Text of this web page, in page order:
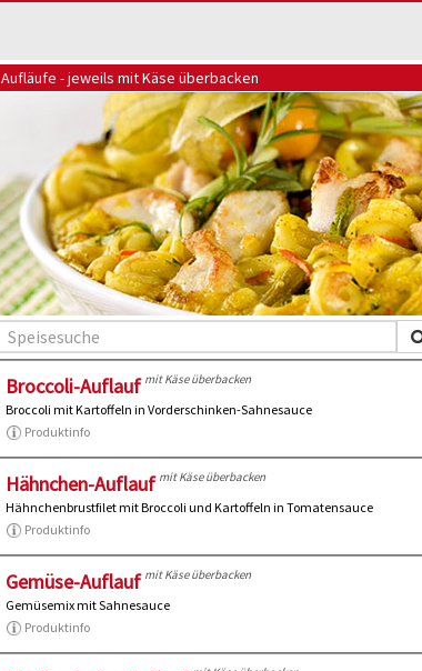
Aufläufe - jeweils mit Käse überbacken
Broccoli-Auflauf mit Käse überbacken
Broccoli mit Kartoffeln in Vorderschinken-Sahnesauce
Produktinfo
Hähnchen-Auflauf mit Käse überbacken
Hähnchenbrustfilet mit Broccoli und Kartoffeln in Tomatensauce
Produktinfo
Gemüse-Auflauf mit Käse überbacken
Gemüsemix mit Sahnesauce
Produktinfo